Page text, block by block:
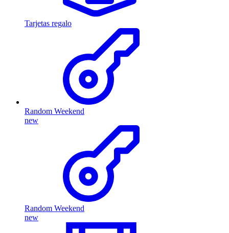
Tarjetas regalo
Random Weekend
new
Random Weekend
new